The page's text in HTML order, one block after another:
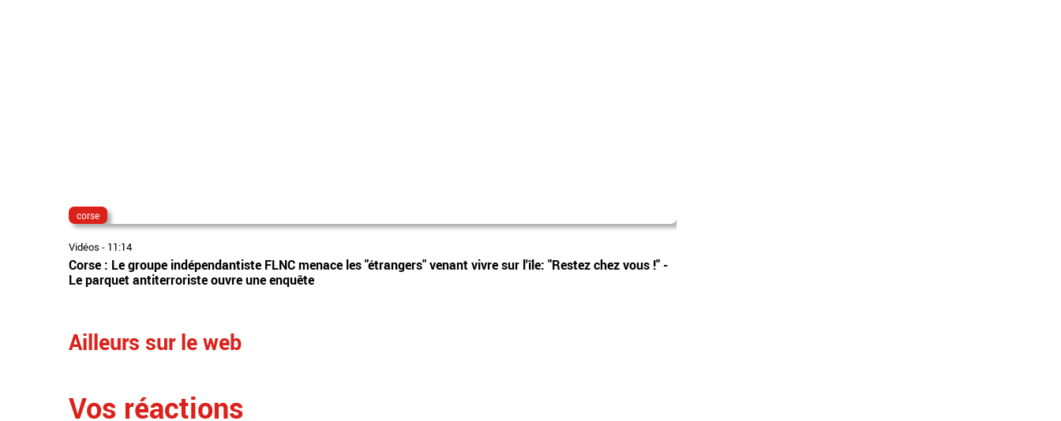
corse
Vidéos - 11:14
Corse : Le groupe indépendantiste FLNC menace les "étrangers" venant vivre sur l'île: "Restez chez vous !" -
Le parquet antiterroriste ouvre une enquête
Ailleurs sur le web
Vos réactions